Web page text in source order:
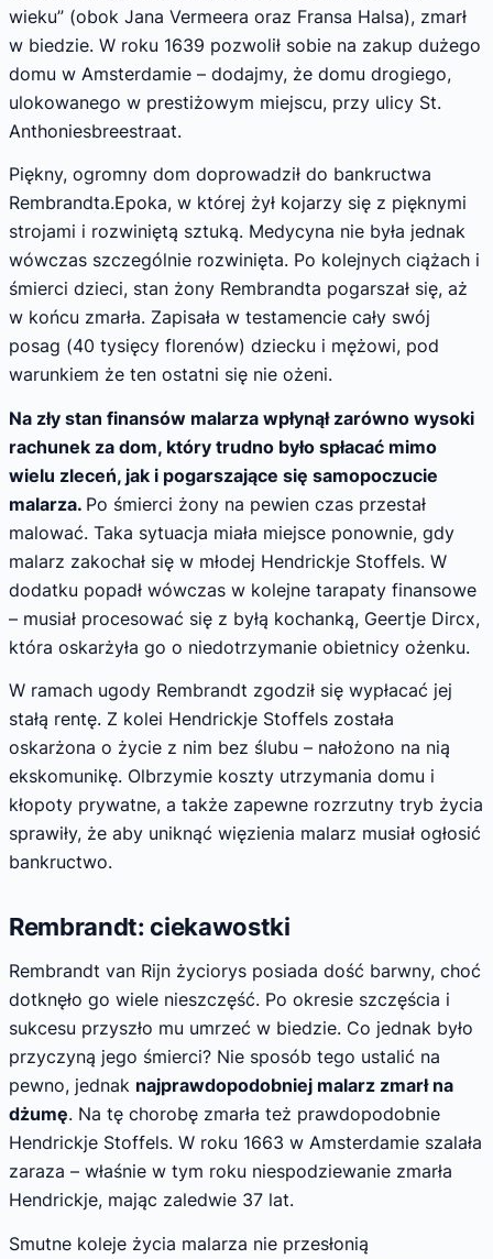
wieku” (obok Jana Vermeera oraz Fransa Halsa), zmarł
w biedzie. W roku 1639 pozwolił sobie na zakup dużego
domu w Amsterdamie – dodajmy, że domu drogiego,
ulokowanego w prestiżowym miejscu, przy ulicy St.
Anthoniesbreestraat.
Piękny, ogromny dom doprowadził do bankructwa
Rembrandta.Epoka, w której żył kojarzy się z pięknymi
strojami i rozwiniętą sztuką. Medycyna nie była jednak
wówczas szczególnie rozwinięta. Po kolejnych ciążach i
śmierci dzieci, stan żony Rembrandta pogarszał się, aż
w końcu zmarła. Zapisała w testamencie cały swój
posag (40 tysięcy florenów) dziecku i mężowi, pod
warunkiem że ten ostatni się nie ożeni.
Na zły stan finansów malarza wpłynął zarówno wysoki
rachunek za dom, który trudno było spłacać mimo
wielu zleceń, jak i pogarszające się samopoczucie
malarza. Po śmierci żony na pewien czas przestał
malować. Taka sytuacja miała miejsce ponownie, gdy
malarz zakochał się w młodej Hendrickje Stoffels. W
dodatku popadł wówczas w kolejne tarapaty finansowe
– musiał procesować się z byłą kochanką, Geertje Dircx,
która oskarżyła go o niedotrzymanie obietnicy ożenku.
W ramach ugody Rembrandt zgodził się wypłacać jej
stałą rentę. Z kolei Hendrickje Stoffels została
oskarżona o życie z nim bez ślubu – nałożono na nią
ekskomunikę. Olbrzymie koszty utrzymania domu i
kłopoty prywatne, a także zapewne rozrzutny tryb życia
sprawiły, że aby uniknąć więzienia malarz musiał ogłosić
bankructwo.
Rembrandt: ciekawostki
Rembrandt van Rijn życiorys posiada dość barwny, choć
dotknęło go wiele nieszczęść. Po okresie szczęścia i
sukcesu przyszło mu umrzeć w biedzie. Co jednak było
przyczyną jego śmierci? Nie sposób tego ustalić na
pewno, jednak najprawdopodobniej malarz zmarł na
dżumę. Na tę chorobę zmarła też prawdopodobnie
Hendrickje Stoffels. W roku 1663 w Amsterdamie szalała
zaraza – właśnie w tym roku niespodziewanie zmarła
Hendrickje, mając zaledwie 37 lat.
Smutne koleje życia malarza nie przesłonią